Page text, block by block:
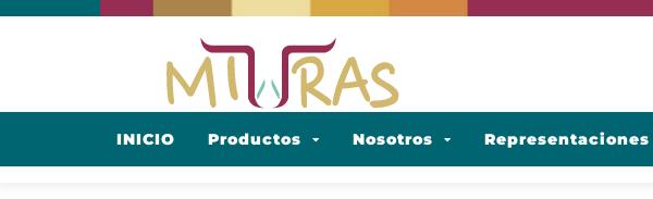
INICIO Productos Nosotros Representaciones